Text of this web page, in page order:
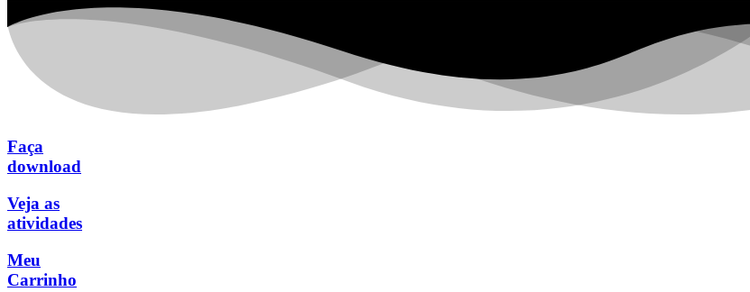
Faça
download
Veja as
atividades
Meu
Carrinho